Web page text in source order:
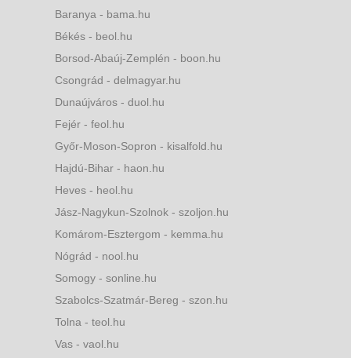
Baranya - bama.hu
Békés - beol.hu
Borsod-Abaúj-Zemplén - boon.hu
Csongrád - delmagyar.hu
Dunaújváros - duol.hu
Fejér - feol.hu
Győr-Moson-Sopron - kisalfold.hu
Hajdú-Bihar - haon.hu
Heves - heol.hu
Jász-Nagykun-Szolnok - szoljon.hu
Komárom-Esztergom - kemma.hu
Nógrád - nool.hu
Somogy - sonline.hu
Szabolcs-Szatmár-Bereg - szon.hu
Tolna - teol.hu
Vas - vaol.hu